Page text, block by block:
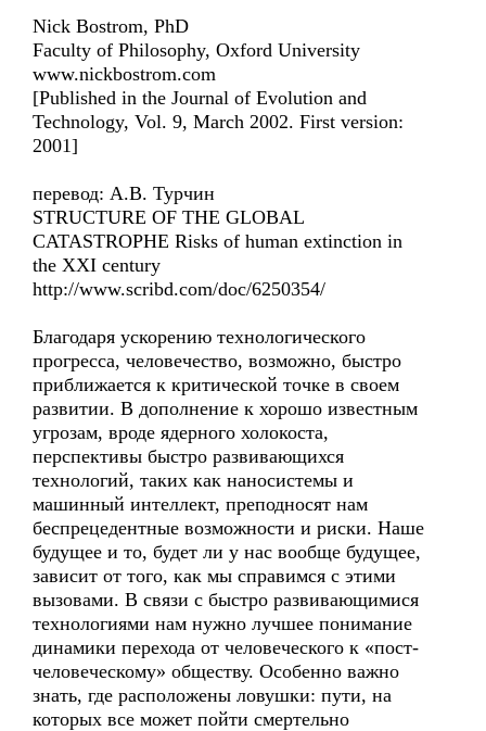
Nick Bostrom, PhD
Faculty of Philosophy, Oxford University
www.nickbostrom.com
[Published in the Journal of Evolution and
Technology, Vol. 9, March 2002. First version:
2001]
перевод: А.В. Турчин
STRUCTURE OF THE GLOBAL
CATASTROPHE Risks of human extinction in
the XXI century
http://www.scribd.com/doc/6250354/
Благодаря ускорению технологического
прогресса, человечество, возможно, быстро
приближается к критической точке в своем
развитии. В дополнение к хорошо известным
угрозам, вроде ядерного холокоста,
перспективы быстро развивающихся
технологий, таких как наносистемы и
машинный интеллект, преподносят нам
беспрецедентные возможности и риски. Наше
будущее и то, будет ли у нас вообще будущее,
зависит от того, как мы справимся с этими
вызовами. В связи с быстро развивающимися
технологиями нам нужно лучшее понимание
динамики перехода от человеческого к «пост-
человеческому» обществу. Особенно важно
знать, где расположены ловушки: пути, на
которых все может пойти смертельно